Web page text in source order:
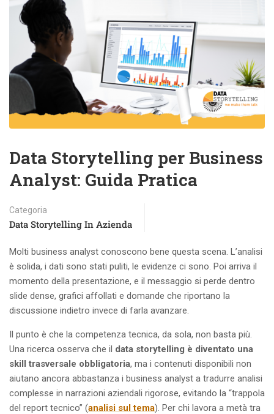
Data Storytelling per Business
Analyst: Guida Pratica
Categoria
Data Storytelling In Azienda
Molti business analyst conoscono bene questa scena. L’analisi
è solida, i dati sono stati puliti, le evidenze ci sono. Poi arriva il
momento della presentazione, e il messaggio si perde dentro
slide dense, grafici affollati e domande che riportano la
discussione indietro invece di farla avanzare.
Il punto è che la competenza tecnica, da sola, non basta più.
Una ricerca osserva che il data storytelling è diventato una
skill trasversale obbligatoria, ma i contenuti disponibili non
aiutano ancora abbastanza i business analyst a tradurre analisi
complesse in narrazioni aziendali rigorose, evitando la “trappola
del report tecnico” (analisi sul tema). Per chi lavora a metà tra